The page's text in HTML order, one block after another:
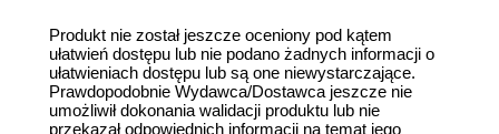
Produkt nie został jeszcze oceniony pod kątem
ułatwień dostępu lub nie podano żadnych informacji o
ułatwieniach dostępu lub są one niewystarczające.
Prawdopodobnie Wydawca/Dostawca jeszcze nie
umożliwił dokonania walidacji produktu lub nie
przekazał odpowiednich informacji na temat jego